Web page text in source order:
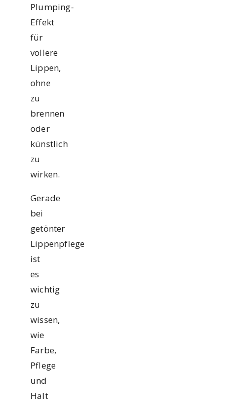
Plumping-
Effekt
für
vollere
Lippen,
ohne
zu
brennen
oder
künstlich
zu
wirken.
Gerade
bei
getönter
Lippenpflege
ist
es
wichtig
zu
wissen,
wie
Farbe,
Pflege
und
Halt